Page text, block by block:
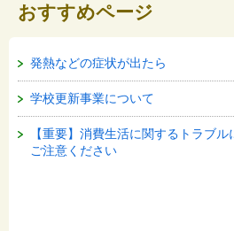
おすすめページ
発熱などの症状が出たら
学校更新事業について
【重要】消費生活に関するトラブル
ご注意ください